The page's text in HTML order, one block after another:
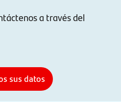
a través del
sus datos